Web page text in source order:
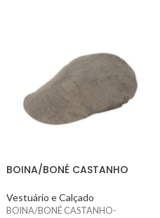
BOINA/BONÉ CASTANHO
Vestuário e Calçado
BOINA/BONÉ CASTANHO-